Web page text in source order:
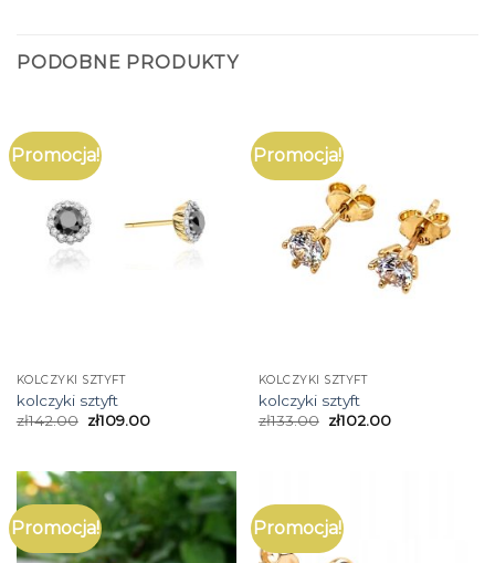
PODOBNE PRODUKTY
Promocja!
KOLCZYKI SZTYFT
kolczyki sztyft
zł142.00 zł109.00
Promocja!
KOLCZYKI SZTYFT
kolczyki sztyft
zł133.00 zł102.00
Promocja! Promocja!